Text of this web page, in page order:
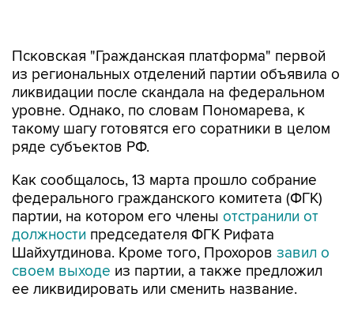
ликвидации после скандала на федеральном
уровне. Однако, по словам Пономарева, к
такому шагу готовятся его соратники в целом
ряде субъектов РФ.
Как сообщалось, 13 марта прошло собрание
партии, на котором его членыотстранили от
должностипредседателя ФГК Рифата
Шайхутдинова. Кроме того, Прохоровзавил о
своем выходеиз партии, а также предложил
ее ликвидировать или сменить название.
По мнению Прохорова партия